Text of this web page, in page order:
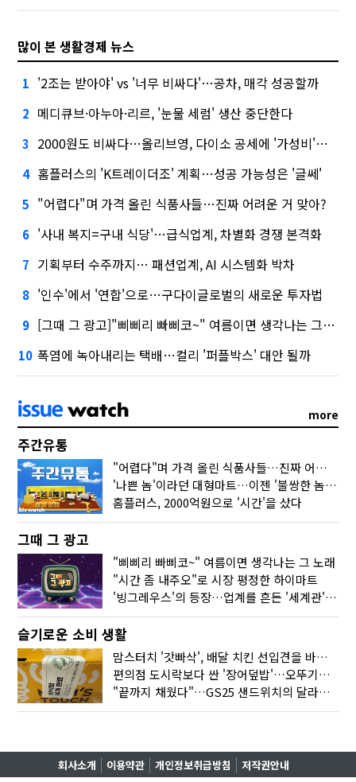
많이 본 생활경제 뉴스
1 '2조는 받아야' vs '너무 비싸다'…공차, 매각 성공할까
2 메디큐브·아누아·리르, '눈물 세럼' 생산 중단한다
3 2000원도 비싸다…올리브영, 다이소 공세에 '가성비'로 맞불
4 홈플러스의 'K트레이더조' 계획…성공 가능성은 '글쎄'
5 "어렵다"며 가격 올린 식품사들…진짜 어려운 거 맞아?
6 '사내 복지=구내 식당'…급식업계, 차별화 경쟁 본격화
7 기획부터 수주까지… 패션업계, AI 시스템화 박차
8 '인수'에서 '연합'으로…구다이글로벌의 새로운 투자법
9 [그때 그 광고]"삐삐리 빠삐코~" 여름이면 생각나는 그 노래
10 폭염에 녹아내리는 택배…컬리 '퍼플박스' 대안 될까
more
주간유통
"어렵다"며 가격 올린 식품사들…진짜 어려운 거 맞아?
'나쁜 놈'이라던 대형마트…이젠 '불쌍한 놈' 됐다
홈플러스, 2000억원으로 '시간'을 샀다
그때 그 광고
"삐삐리 빠삐코~" 여름이면 생각나는 그 노래
"시간 좀 내주오"로 시장 평정한 하이마트
'빙그레우스'의 등장…업계를 흔든 '세계관' 마케팅
슬기로운 소비 생활
맘스터치 '갓빠삭', 배달 치킨 선입견을 바꿨다
편의점 도시락보다 싼 '장어덮밥'…오뚜기가 해냈다
"끝까지 채웠다"…GS25 샌드위치의 달라진 '속'사정
회사소개 이용약관 개인정보취급방침 저작권안내